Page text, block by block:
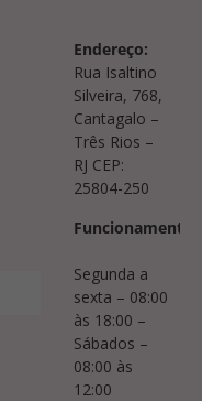
Endereço:
Rua Isaltino
Silveira, 768,
Cantagalo –
Três Rios –
RJ CEP:
25804-250
Funcionamento:
Segunda a
sexta – 08:00
às 18:00 –
Sábados –
08:00 às
12:00